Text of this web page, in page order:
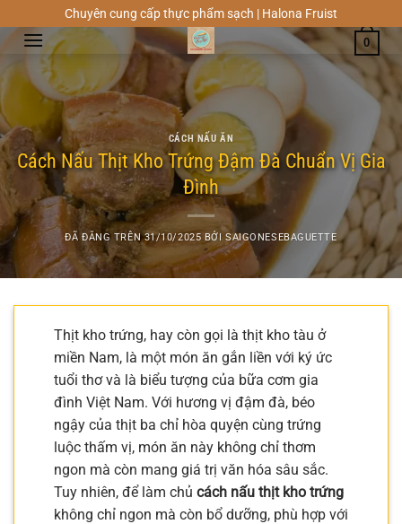
đến
dung
Chuyên cung cấp thực phẩm sạch | Halona Fruist
0
CÁCH NẤU ĂN
Cách Nấu Thịt Kho Trứng Đậm Đà Chuẩn Vị Gia
Đình
ĐÃ ĐĂNG TRÊN31/10/2025 BỞISAIGONESEBAGUETTE
Thịt kho trứng, hay còn gọi là thịt kho tàu ở
miền Nam, là một món ăn gắn liền với ký ức
tuổi thơ và là biểu tượng của bữa cơm gia
đình Việt Nam. Với hương vị đậm đà, béo
ngậy của thịt ba chỉ hòa quyện cùng trứng
luộc thấm vị, món ăn này không chỉ thơm
ngon mà còn mang giá trị văn hóa sâu sắc.
Tuy nhiên, để làm chủ cách nấu thịt kho trứng
không chỉ ngon mà còn bổ dưỡng, phù hợp với